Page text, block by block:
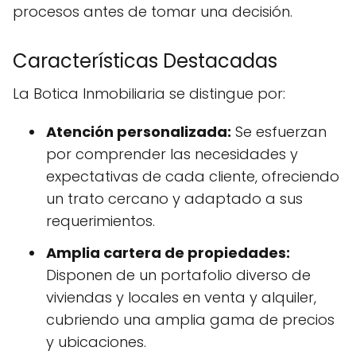
procesos antes de tomar una decisión.
Características Destacadas
La Botica Inmobiliaria se distingue por:
Atención personalizada: Se esfuerzan
por comprender las necesidades y
expectativas de cada cliente, ofreciendo
un trato cercano y adaptado a sus
requerimientos.
Amplia cartera de propiedades:
Disponen de un portafolio diverso de
viviendas y locales en venta y alquiler,
cubriendo una amplia gama de precios
y ubicaciones.